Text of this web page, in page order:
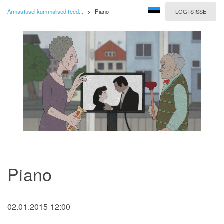
LOGI SISSE
Armastusel kummalised teed... > Piano
Piano
02.01.2015 12:00